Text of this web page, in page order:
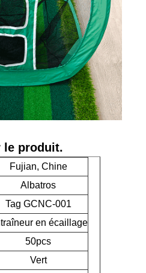
le produit.
Fujian, Chine
Albatros
Tag GCNC-001
en écaillage
50pcs
Vert